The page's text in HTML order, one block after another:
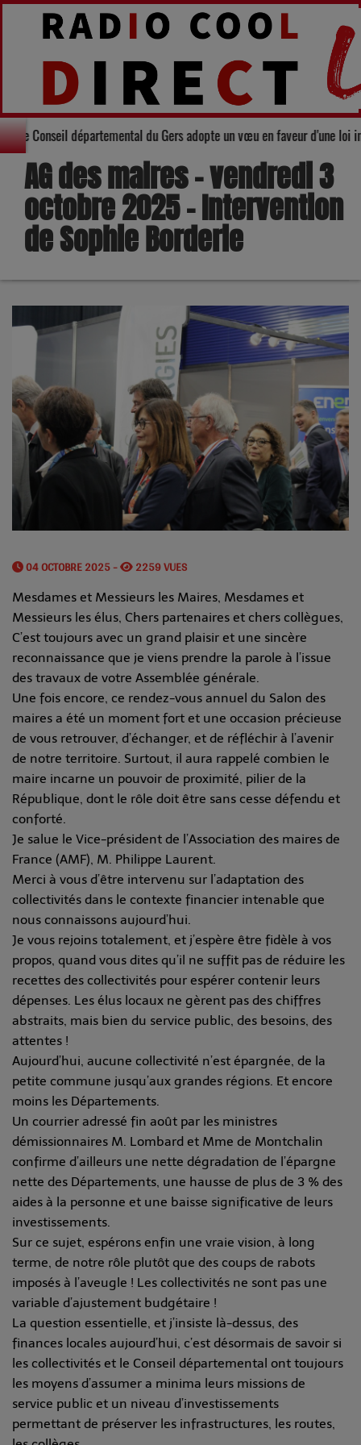
Solidarité : Le Conseil départemental du Gers adopte un vœu en
AG des maires – vendredi 3
octobre 2025 – Intervention
de Sophie Borderie
04 OCTOBRE 2025 - 2259 VUES
Mesdames et Messieurs les Maires, Mesdames et
Messieurs les élus, Chers partenaires et chers collègues,
C’est toujours avec un grand plaisir et une sincère
reconnaissance que je viens prendre la parole à l’issue
des travaux de votre Assemblée générale.
Une fois encore, ce rendez-vous annuel du Salon des
maires a été un moment fort et une occasion précieuse
de vous retrouver, d’échanger, et de réfléchir à l’avenir
de notre territoire. Surtout, il aura rappelé combien le
maire incarne un pouvoir de proximité, pilier de la
République, dont le rôle doit être sans cesse défendu et
conforté.
Je salue le Vice-président de l’Association des maires de
France (AMF), M. Philippe Laurent.
Merci à vous d’être intervenu sur l’adaptation des
collectivités dans le contexte financier intenable que
nous connaissons aujourd’hui.
Je vous rejoins totalement, et j’espère être fidèle à vos
propos, quand vous dites qu’il ne suffit pas de réduire les
recettes des collectivités pour espérer contenir leurs
dépenses. Les élus locaux ne gèrent pas des chiffres
abstraits, mais bien du service public, des besoins, des
attentes !
Aujourd’hui, aucune collectivité n’est épargnée, de la
petite commune jusqu’aux grandes régions. Et encore
moins les Départements.
Un courrier adressé fin août par les ministres
démissionnaires M. Lombard et Mme de Montchalin
confirme d’ailleurs une nette dégradation de l’épargne
nette des Départements, une hausse de plus de 3 % des
aides à la personne et une baisse significative de leurs
investissements.
Sur ce sujet, espérons enfin une vraie vision, à long
terme, de notre rôle plutôt que des coups de rabots
imposés à l’aveugle ! Les collectivités ne sont pas une
variable d’ajustement budgétaire !
La question essentielle, et j’insiste là-dessus, des
finances locales aujourd’hui, c’est désormais de savoir si
les collectivités et le Conseil départemental ont toujours
les moyens d’assumer a minima leurs missions de
service public et un niveau d’investissements
permettant de préserver les infrastructures, les routes,